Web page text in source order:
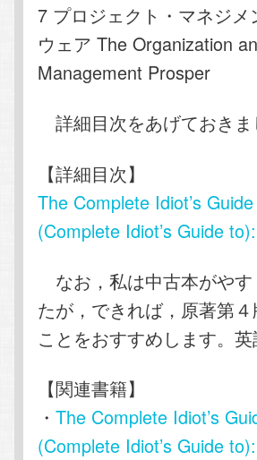
7 プロジェクト・マネジ
ウェア The Organization
Management Prosper
詳細目次をあげておきま
【詳細目次】
The Complete Idiot’s
(Complete Idiot’s Guide
なお，私は中古本がや
たが，できれば，原著第
ことをおすすめします。
【関連書籍】
・The Complete Idiot’s
(Complete Idiot’s Guide